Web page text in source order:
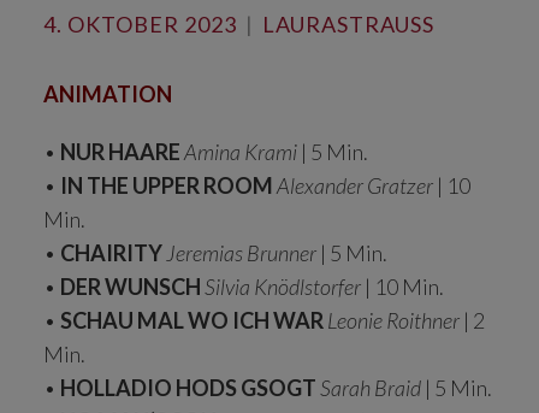
4. OKTOBER 2023 | LAURASTRAUSS
ANIMATION
• NUR HAAREAmina Krami | 5 Min.
• IN THE UPPER ROOMAlexander Gratzer | 10
Min.
• CHAIRITY Jeremias Brunner | 5 Min.
• DER WUNSCHSilvia Knödlstorfer | 10 Min.
• SCHAU MAL WO ICH WAR Leonie Roithner | 2
Min.
• HOLLADIO HODS GSOGTSarah Braid | 5 Min.